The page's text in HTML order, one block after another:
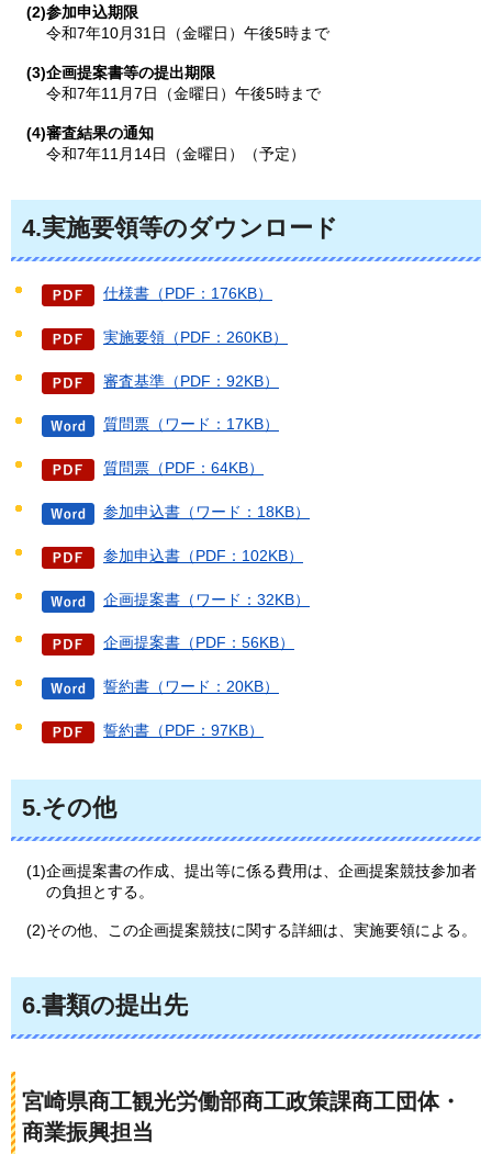
(2)参加申込期限
令和7年10月31日（金曜日）午後5時まで
(3)企画提案書等の提出期限
令和7年11月7日（金曜日）午後5時まで
(4)審査結果の通知
令和7年11月14日（金曜日）（予定）
4.実施要領等のダウンロード
仕様書（PDF：176KB）
実施要領（PDF：260KB）
審査基準（PDF：92KB）
質問票（ワード：17KB）
質問票（PDF：64KB）
参加申込書（ワード：18KB）
参加申込書（PDF：102KB）
企画提案書（ワード：32KB）
企画提案書（PDF：56KB）
誓約書（ワード：20KB）
誓約書（PDF：97KB）
5.その他
(1)企画提案書の作成、提出等に係る費用は、企画提案競技参加者
の負担とする。
(2)その他、この企画提案競技に関する詳細は、実施要領による。
6.書類の提出先
宮崎県商工観光労働部商工政策課商工団体・
商業振興担当